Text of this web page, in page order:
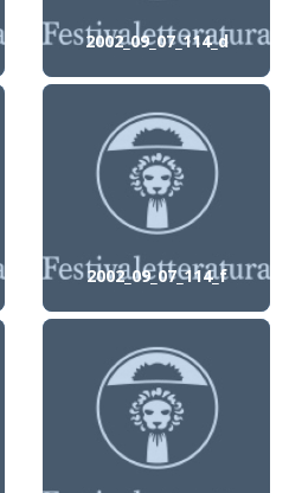
2002_09_07_114_d
2002_09_07_114_f